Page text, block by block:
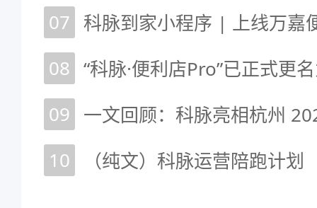
07 科脉到家小程序 | 上线万嘉
08 “科脉·便利店Pro”已正式更
09
10
（纯文）科脉运营陪跑计